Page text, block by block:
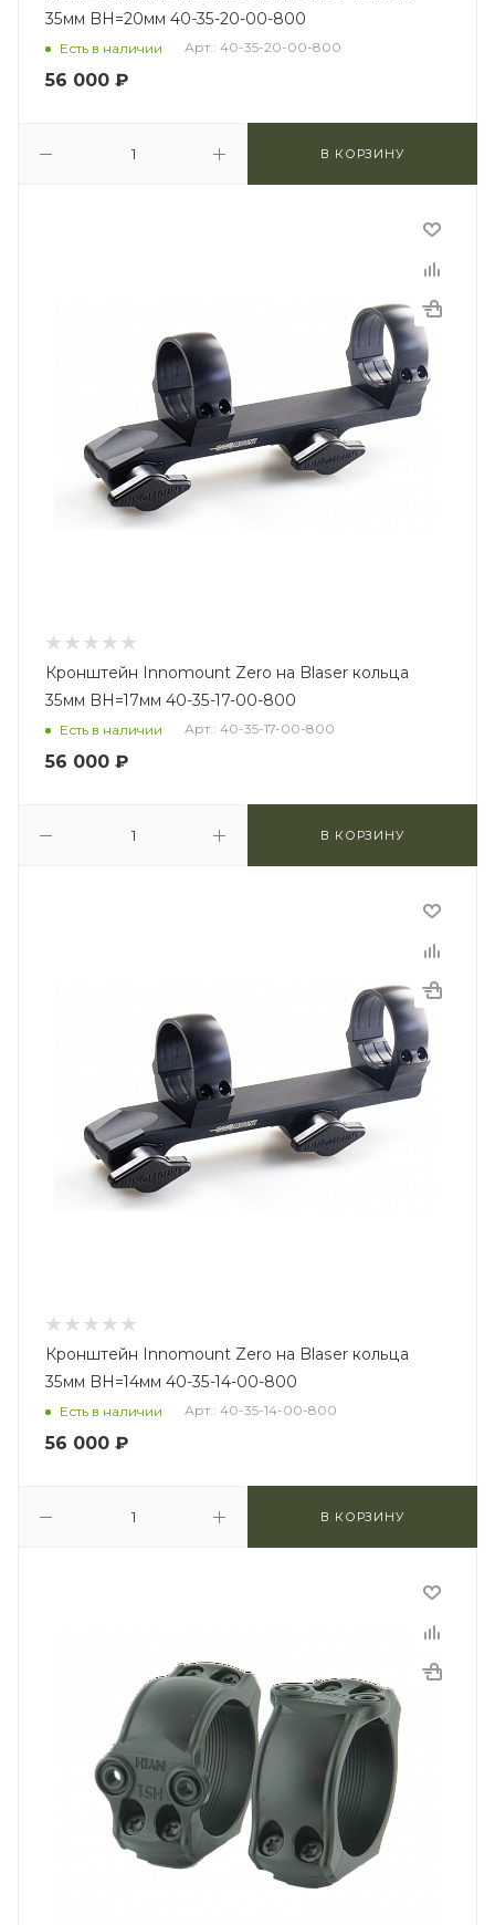
35мм BH=20мм 40-35-20-00-800
Есть в наличии Арт.: 40-35-20-00-800
56 000 ₽
В КОРЗИНУ
Кронштейн Innomount Zero на Blaser кольца
35мм BH=17мм 40-35-17-00-800
Есть в наличии Арт.: 40-35-17-00-800
56 000 ₽
В КОРЗИНУ
Кронштейн Innomount Zero на Blaser кольца
35мм BH=14мм 40-35-14-00-800
Есть в наличии Арт.: 40-35-14-00-800
56 000 ₽
В КОРЗИНУ